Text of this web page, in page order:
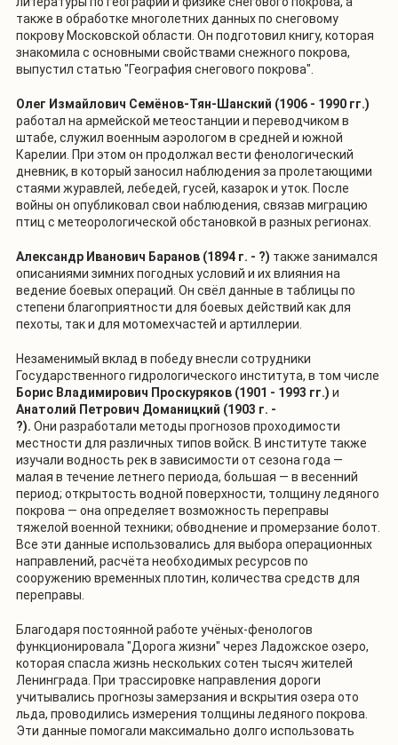
также в обработке многолетних данных по снеговому
покрову Московской области. Он подготовил книгу, которая
знакомила с основными свойствами снежного покрова,
выпустил статью "География снегового покрова".
Олег Измайлович Семёнов-Тян-Шанский (1906 - 1990 гг.)
работал на армейской метеостанции и переводчиком в
штабе, служил военным аэрологом в средней и южной
Карелии. При этом он продолжал вести фенологический
дневник, в который заносил наблюдения за пролетающими
стаями журавлей, лебедей, гусей, казарок и уток. После
войны он опубликовал свои наблюдения, связав миграцию
птиц с метеорологической обстановкой в разных регионах.
Александр Иванович Баранов (1894 г. - ?) также занимался
описаниями зимних погодных условий и их влияния на
ведение боевых операций. Он свёл данные в таблицы по
степени благоприятности для боевых действий как для
пехоты, так и для мотомехчастей и артиллерии.
Незаменимый вклад в победу внесли сотрудники
Государственного гидрологического института, в том числе
Борис Владимирович Проскуряков (1901 - 1993 гг.) и
Анатолий Петрович Доманицкий (1903 г. -
?). Они разработали методы прогнозов проходимости
местности для различных типов войск. В институте также
изучали водность рек в зависимости от сезона года —
малая в течение летнего периода, большая — в весенний
период; открытость водной поверхности, толщину ледяного
покрова — она определяет возможность переправы
тяжелой военной техники; обводнение и промерзание болот.
Все эти данные использовались для выбора операционных
направлений, расчёта необходимых ресурсов по
сооружению временных плотин, количества средств для
переправы.
Благодаря постоянной работе учёных-фенологов
функционировала "Дорога жизни" через Ладожское озеро,
которая спасла жизнь нескольких сотен тысяч жителей
Ленинграда. При трассировке направления дороги
учитывались прогнозы замерзания и вскрытия озера ото
льда, проводились измерения толщины ледяного покрова.
Эти данные помогали максимально долго использовать